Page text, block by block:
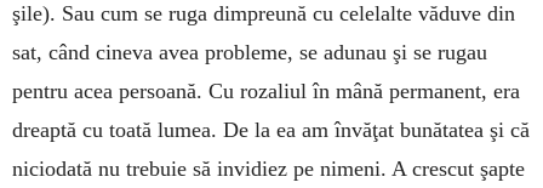
şile). Sau cum se ruga dimpreună cu celelalte văduve din
sat, când cineva avea probleme, se adunau şi se rugau
pentru acea persoană. Cu rozaliul în mână permanent, era
dreaptă cu toată lumea. De la ea am învăţat bunătatea şi că
niciodată nu trebuie să invidiez pe nimeni. A crescut şapte